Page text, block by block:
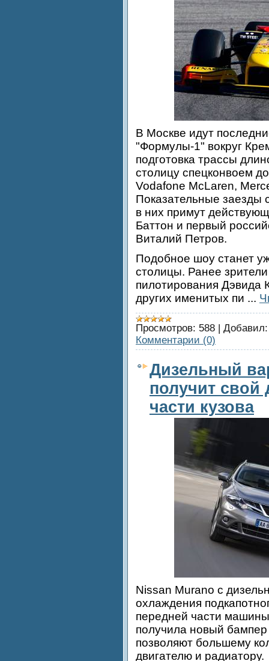
В Москве идут
"Формулы-1" вокруг
подготовка трассы
столицу спецконвоем
Vodafone McLaren,
Показательные заезды
в них примут
Баттон и первый
Виталий Петров.
Подобное шоу станет
столицы. Ранее
пилотирования Дэвида
других именитых пи ...
Просмотров: 588 | Добавил:
Комментарии (0)
Дизельный
получит свой
части кузова
Nissan Murano с
охлаждения
передней части
получила новый
позволяют большему
двигателю и радиатору.